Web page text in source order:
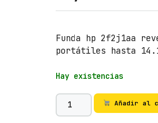
Funda hp 2f2j1aa
portátiles hasta
Hay existencias
F
u
Añadir al